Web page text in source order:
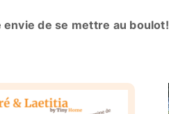
de se mettre au boulot!